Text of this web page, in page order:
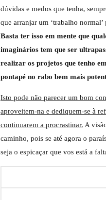
dúvidas e medos que tenha,
que arranjar um ‘trabalho
Basta ter isso em mente que
imaginários tem que ser
realizar os projetos que tenho
pontapé no rabo bem mais
Isto pode não parecer um bom
aproveitem-na e dediquem-se à
continuarem a procrastinar. A
caminho, pois se até agora o
seja o espicaçar que vos está a